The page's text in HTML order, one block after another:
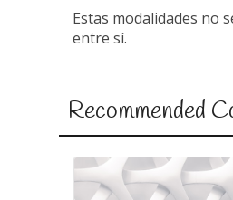
Estas modalidades no
entre sí.
Recommended